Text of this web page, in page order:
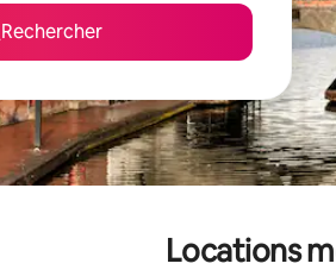
Rechercher
Locations